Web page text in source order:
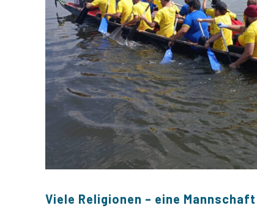
Viele Religionen – eine Mannschaft